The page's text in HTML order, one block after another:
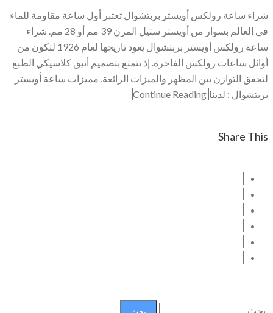
شراء ساعة رولكس أويستر بربتشوال تعتبر أول ساعة مقاومة للماء
في العالم بسوار من أويستر ستيل المرن 39 مم أو 28 مم. شراء
ساعة رولكس أويستر بربتشوال يعود تاريخها لعام 1926 لتكون من
أوائل ساعات رولكس الفاخرة. إذ تتمتع بتصميم أنيق كلاسيكي الطبع
لتحقق التوازن بين المظهر والميزات الرائعة. مميزات ساعة أويستر
بربتشوال : لدينا
Share This
البحث